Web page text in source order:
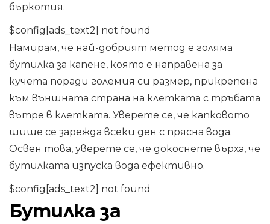
бъркотия.
$config[ads_text2] not found
Намирам, че най-добрият метод е голяма
бутилка за капене, която е направена за
кучета поради големия си размер, прикрепена
към външната страна на клетката с тръбата
вътре в клетката. Уверете се, че капковото
шише се зарежда всеки ден с прясна вода.
Освен това, уверете се, че докоснете върха, че
бутилката изпуска вода ефективно.
$config[ads_text2] not found
Бутилка за